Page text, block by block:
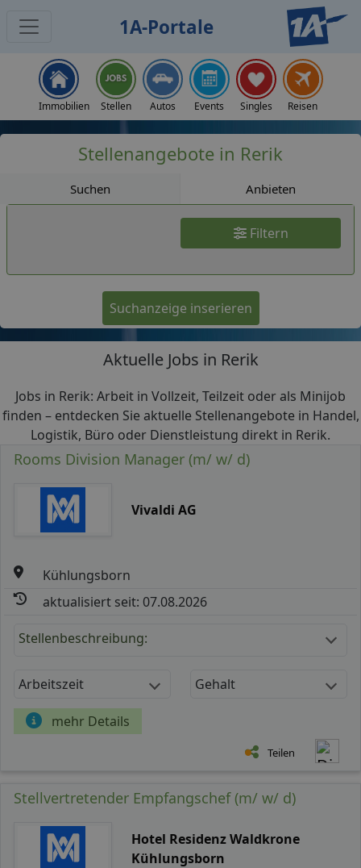
1A-Portale
Immobilien Stellen Autos Events Singles Reisen
Stellenangebote in Rerik
Suchen Anbieten
Filtern
Suchanzeige inserieren
Aktuelle Jobs in Rerik
Jobs in Rerik: Arbeit in Vollzeit, Teilzeit oder als Minijob
finden – entdecken Sie aktuelle Stellenangebote in Handel,
Logistik, Büro oder Dienstleistung direkt in Rerik.
Rooms Division Manager (m/ w/ d)
Vivaldi AG
Kühlungsborn
aktualisiert seit: 07.08.2026
Stellenbeschreibung:
Arbeitszeit Gehalt
mehr Details
Teilen
Stellvertretender Empfangschef (m/ w/ d)
Hotel Residenz Waldkrone
Kühlungsborn